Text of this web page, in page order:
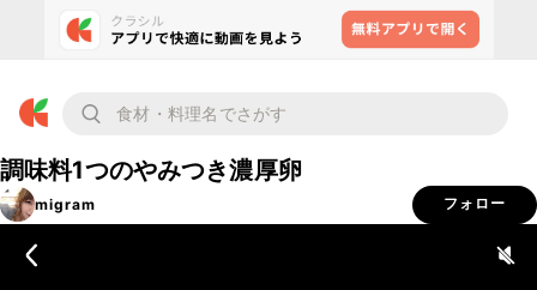
調味料1つのやみつき濃厚卵
migram フォロー